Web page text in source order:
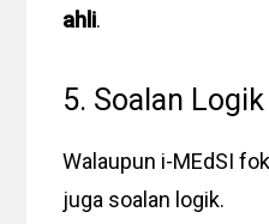
ahli.
5. Soalan
Walaupun i-MEdSI
juga soalan logik.